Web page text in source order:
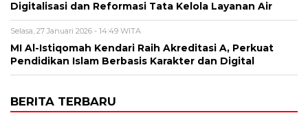
Digitalisasi dan Reformasi Tata Kelola Layanan Air
Selasa, 27 Januari 2026 - 14:49 WITA
MI Al-Istiqomah Kendari Raih Akreditasi A, Perkuat
Pendidikan Islam Berbasis Karakter dan Digital
BERITA TERBARU